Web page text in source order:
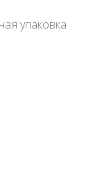
упаковка